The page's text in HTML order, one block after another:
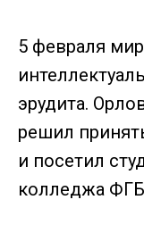
5 февраля
эрудита.
решил
и посетил
колледжа